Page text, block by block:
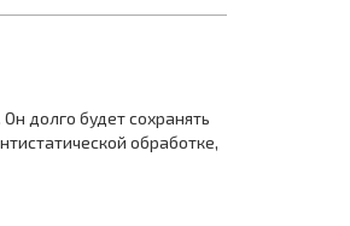
долго будет сохранять
обработке,